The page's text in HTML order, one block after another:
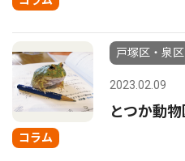
コラム
戸塚区・泉区
2023.02.09
とつか動